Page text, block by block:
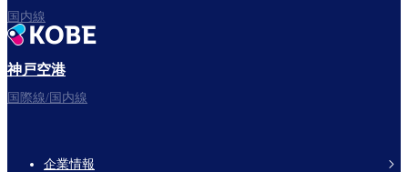
フライトをお楽しみください。
国内線
神戸空港
国際線/国内線
企業情報